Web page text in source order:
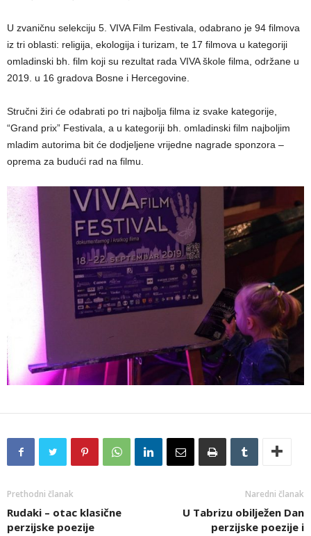
U zvaničnu selekciju 5. VIVA Film Festivala, odabrano je 94 filmova
iz tri oblasti: religija, ekologija i turizam, te 17 filmova u kategoriji
omladinski bh. film koji su rezultat rada VIVA škole filma, održane u
2019. u 16 gradova Bosne i Hercegovine.
Stručni žiri će odabrati po tri najbolja filma iz svake kategorije,
“Grand prix” Festivala, a u kategoriji bh. omladinski film najboljim
mladim autorima bit će dodjeljene vrijedne nagrade sponzora –
oprema za budući rad na filmu.
Prethodni članak
Rudaki – otac klasične
perzijske poezije
Naredni članak
U Tabrizu obilježen Dan
perzijske poezije i